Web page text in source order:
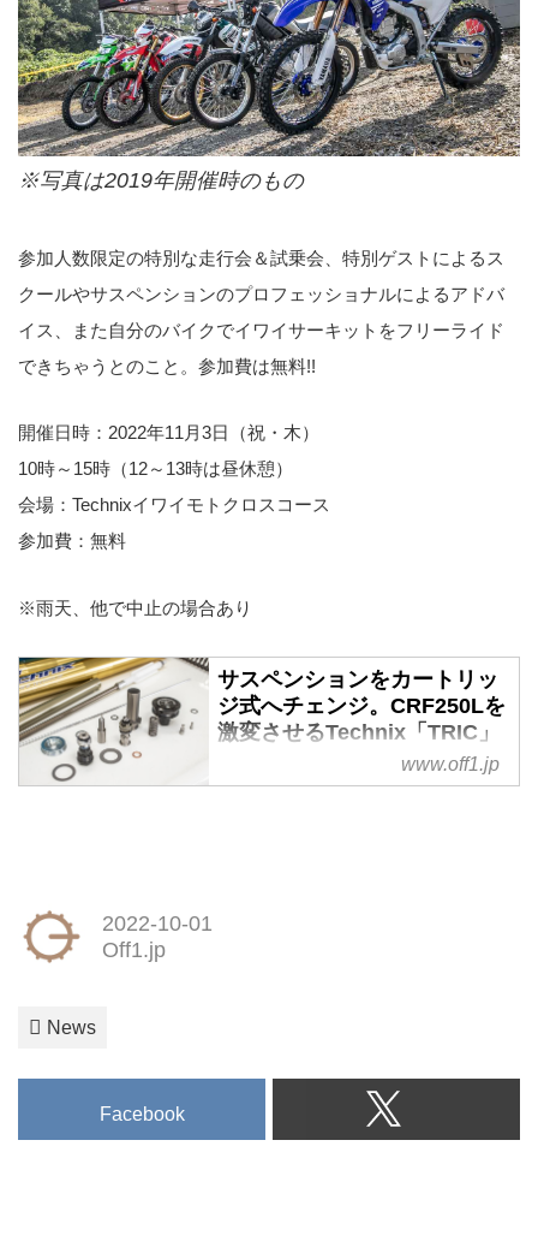
※写真は2019年開催時のもの
参加人数限定の特別な走行会＆試乗会、特別ゲストによるス
クールやサスペンションのプロフェッショナルによるアドバ
イス、また自分のバイクでイワイサーキットをフリーライド
できちゃうとのこと。参加費は無料!!
開催日時：2022年11月3日（祝・木）
10時～15時（12～13時は昼休憩）
会場：Technixイワイモトクロスコース
参加費：無料
※雨天、他で中止の場合あり
サスペンションをカートリッ
ジ式へチェンジ。CRF250Lを
激変させるTechnix「TRIC」
- Off1.jp（オフワン・ドッ
ト・ジェイピー）
したい人には、サスペンションが
プアであることは否めないとこ
www.off1.jp
2022-10-01
Off1.jp
News
Facebook